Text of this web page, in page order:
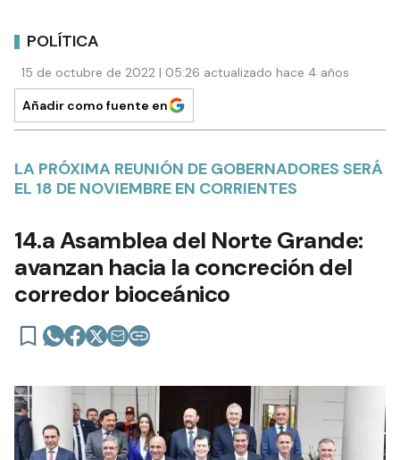
POLÍTICA
15 de octubre de 2022 | 05:26 actualizado hace 4 años
Añadir como fuente en
LA PRÓXIMA REUNIÓN DE GOBERNADORES SERÁ
EL 18 DE NOVIEMBRE EN CORRIENTES
14.a Asamblea del Norte Grande:
avanzan hacia la concreción del
corredor bioceánico